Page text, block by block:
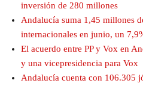
inversión de 280 millones
Andalucía suma 1,45 millones
internacionales en junio, un
El acuerdo entre PP y Vox en
y una vicepresidencia para Vox
Andalucía cuenta con 106.305